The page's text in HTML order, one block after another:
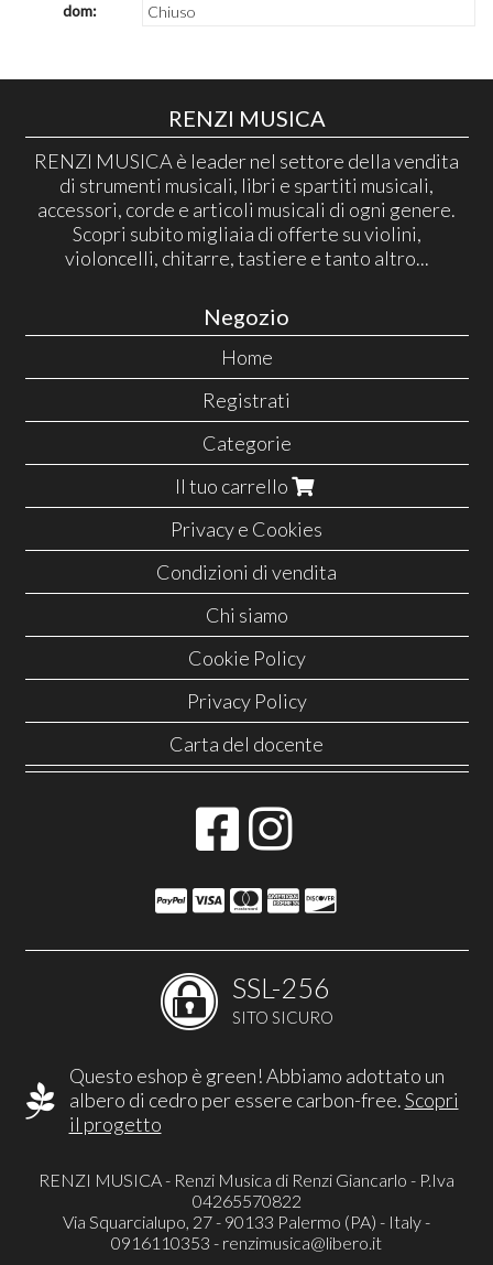
dom:
Chiuso
RENZI MUSICA
RENZI MUSICA è leader nel settore della vendita
di strumenti musicali, libri e spartiti musicali,
accessori, corde e articoli musicali di ogni genere.
Scopri subito migliaia di offerte su violini,
violoncelli, chitarre, tastiere e tanto altro...
Negozio
Home
Registrati
Categorie
Il tuo carrello
Privacy e Cookies
Condizioni di vendita
Chi siamo
Cookie Policy
Privacy Policy
Carta del docente
SSL-256
SITO SICURO
Questo eshop è green! Abbiamo adottato un
albero di cedro per essere carbon-free.Scopri
il progetto
RENZI MUSICA - Renzi Musica di Renzi Giancarlo - P.Iva
04265570822
Via Squarcialupo, 27 - 90133 Palermo (PA) - Italy -
0916110353 - renzimusica@libero.it